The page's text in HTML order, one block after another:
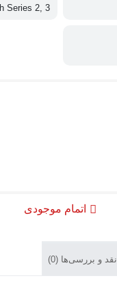
Series 2, 3
اتمام موجودی
نقد و بررسی‌ها (0)